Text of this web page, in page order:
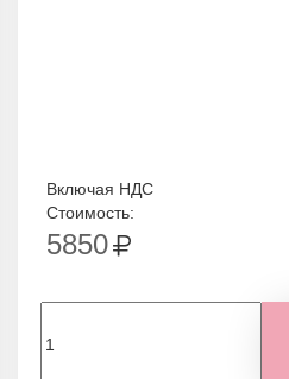
Включая НДС
Стоимость:
5850